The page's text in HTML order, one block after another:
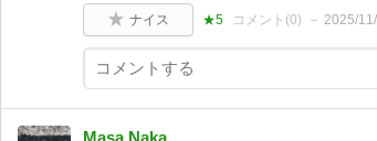
ナイス ★5 コメント(0) 2025/
Masa Naka